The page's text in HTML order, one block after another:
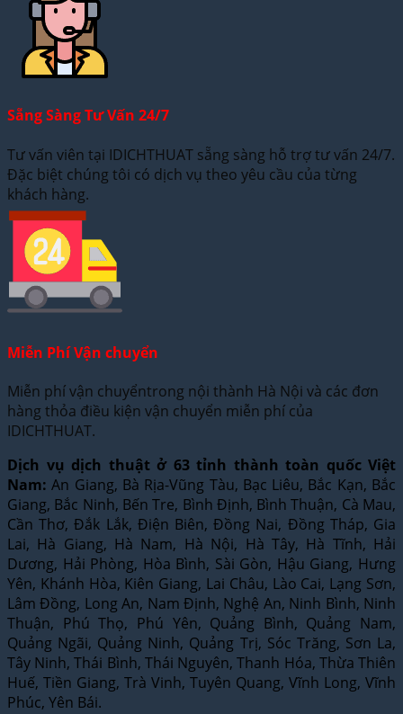
Sẵng Sàng Tư Vấn 24/7
Tư vấn viên tại IDICHTHUAT sẵng sàng hỗ trợ tư vấn 24/7.
Đặc biệt chúng tôi có dịch vụ theo yêu cầu của từng
khách hàng.
Miễn Phí Vận chuyển
Miễn phí vận chuyểntrong nội thành Hà Nội và các đơn
hàng thỏa điều kiện vận chuyển miễn phí của
IDICHTHUAT.
Dịch vụ dịch thuật ở 63 tỉnh thành toàn quốc Việt
Nam: An Giang, Bà Rịa-Vũng Tàu, Bạc Liêu, Bắc Kạn, Bắc
Giang, Bắc Ninh, Bến Tre, Bình Định, Bình Thuận, Cà Mau,
Cần Thơ, Đắk Lắk, Điện Biên, Đồng Nai, Đồng Tháp, Gia
Lai, Hà Giang, Hà Nam, Hà Nội, Hà Tây, Hà Tĩnh, Hải
Dương, Hải Phòng, Hòa Bình, Sài Gòn, Hậu Giang, Hưng
Yên, Khánh Hòa, Kiên Giang, Lai Châu, Lào Cai, Lạng Sơn,
Lâm Đồng, Long An, Nam Định, Nghệ An, Ninh Bình, Ninh
Thuận, Phú Thọ, Phú Yên, Quảng Bình, Quảng Nam,
Quảng Ngãi, Quảng Ninh, Quảng Trị, Sóc Trăng, Sơn La,
Tây Ninh, Thái Bình, Thái Nguyên, Thanh Hóa, Thừa Thiên
Huế, Tiền Giang, Trà Vinh, Tuyên Quang, Vĩnh Long, Vĩnh
Phúc, Yên Bái.